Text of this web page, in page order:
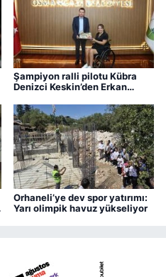
Şampiyon ralli pilotu Kübra
Denizci Keskin’den Erkan
Orhaneli’ye dev spor yatırımı:
Yarı olimpik havuz yükseliyor